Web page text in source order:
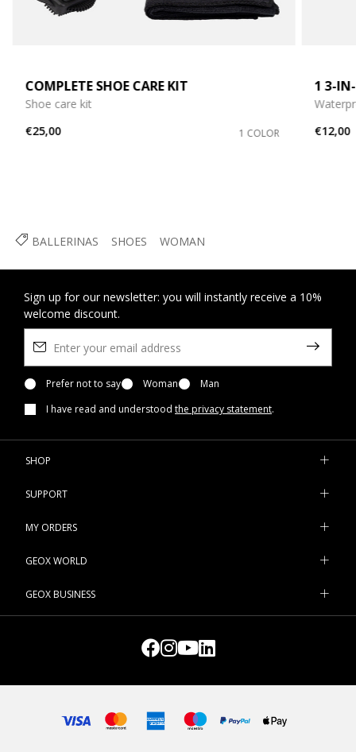
BALLERINAS SHOES WOMAN
COMPLETE SHOE CARE KIT
Shoe care kit
€25,00
1 COLOR
1 3-
€12,00
Sign up for our newsletter: you will instantly receive a 10%
welcome discount.
Prefer not to say Woman
Man
I have read and understood the privacy statement.
SHOP
SUPPORT
MY ORDERS
GEOX WORLD
GEOX BUSINESS